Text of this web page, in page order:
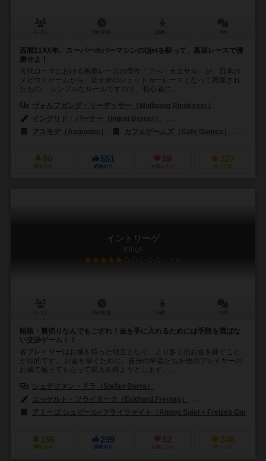
西暦21XX年、スーパーホバーマシンのQjetを駆って、高速レースで優
勝せよ！
古代ローマにおける馬車レースの傑作『アベ・カエサル』が、日本の
メビウスゲームから、近未来のジェットカーレースとなって再販され
たもの。 シンプルなルールですので、初心者に...
ヴォルフガング・リーデッサー（Wolfgang Riedesser）
イングリド・バーナー（Ingrid Berner）
アスモデ（Asmodee）
カフェゲームズ（Cafe Games）
80
興味あり
551
経験あり
59
お気に入り
327
持ってる
イントリーゲ
Intrige
5.8
賄賂・裏切りなんでもござれ！金を手に入れるためには手段を選ばな
い交渉ゲーム！！
各プレイヤーはお城を持った領主となり、より多くのお金を稼ぐこと
が目的です。 お金を稼ぐために、自分の学者たちを他のプレイヤーの
お城で雇ってもらって収入を得ようとします。...
シュテファン・ドラ（Stefan Dorra）
エッケルト・フライターク（Eckhard Freytag）
アミーゴ シュピール+フライツァイト（Amigo Spiel + Freizeit GmbH）
156
興味あり
299
経験あり
52
お気に入り
246
持ってる